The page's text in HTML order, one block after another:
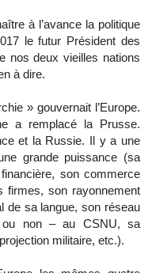
à l’avance la politique
le futur Président des
nos deux vieilles nations
à dire.
» gouvernait l’Europe.
a remplacé la Prusse.
et la Russie. Il y a une
grande puissance (sa
son commerce
firmes, son rayonnement
de sa langue, son réseau
ou non – au CSNU, sa
militaire, etc.).